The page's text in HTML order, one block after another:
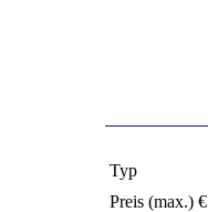
Typ
Preis (max.) €